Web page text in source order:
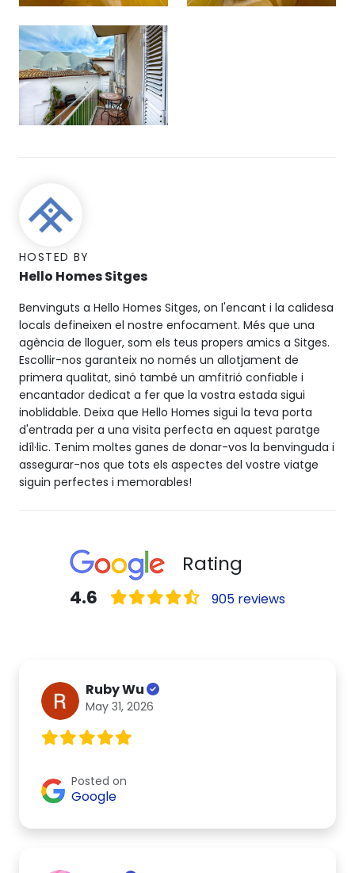
HOSTED BY
Hello Homes Sitges
Benvinguts a Hello Homes Sitges, on l'encant i la calidesa
locals defineixen el nostre enfocament. Més que una
agència de lloguer, som els teus propers amics a Sitges.
Escollir-nos garanteix no només un allotjament de
primera qualitat, sinó també un amfitrió confiable i
encantador dedicat a fer que la vostra estada sigui
inoblidable. Deixa que Hello Homes sigui la teva porta
d'entrada per a una visita perfecta en aquest paratge
idíl·lic. Tenim moltes ganes de donar-vos la benvinguda i
assegurar-nos que tots els aspectes del vostre viatge
siguin perfectes i memorables!
Rating
4.6 905 reviews
Ruby Wu
May 31, 2026
Posted on
Google